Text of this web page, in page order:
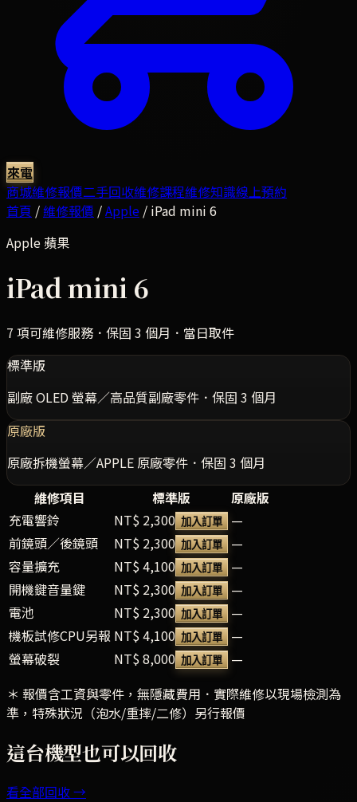
來電
商城維修報價二手回收維修課程維修知識線上預約
首頁 /維修報價 /Apple / iPad mini 6
Apple 蘋果
iPad mini 6
7 項可維修服務．保固 3 個月．當日取件
標準版
副廠 OLED 螢幕／高品質副廠零件．保固 3 個月
原廠版
原廠拆機螢幕／APPLE 原廠零件．保固 3 個月
維修項目
標準版
原廠版
充電響鈴
NT$ 2,300 加入訂單
—
前鏡頭／後鏡頭
NT$ 2,300 加入訂單
—
容量擴充
NT$ 4,100 加入訂單
—
開機鍵音量鍵
NT$ 2,300 加入訂單
—
電池
NT$ 2,300 加入訂單
—
機板試修CPU另報 NT$ 4,100 加入訂單
—
螢幕破裂
NT$ 8,000 加入訂單
—
＊ 報價含工資與零件，無隱藏費用．實際維修以現場檢測為
準，特殊狀況（泡水/重摔/二修）另行報價
這台機型也可以回收
看全部回收 →